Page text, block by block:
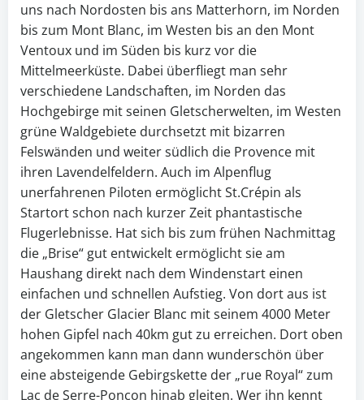
uns nach Nordosten bis ans Matterhorn, im Norden
bis zum Mont Blanc, im Westen bis an den Mont
Ventoux und im Süden bis kurz vor die
Mittelmeerküste. Dabei überfliegt man sehr
verschiedene Landschaften, im Norden das
Hochgebirge mit seinen Gletscherwelten, im Westen
grüne Waldgebiete durchsetzt mit bizarren
Felswänden und weiter südlich die Provence mit
ihren Lavendelfeldern. Auch im Alpenflug
unerfahrenen Piloten ermöglicht St.Crépin als
Startort schon nach kurzer Zeit phantastische
Flugerlebnisse. Hat sich bis zum frühen Nachmittag
die „Brise“ gut entwickelt ermöglicht sie am
Haushang direkt nach dem Windenstart einen
einfachen und schnellen Aufstieg. Von dort aus ist
der Gletscher Glacier Blanc mit seinem 4000 Meter
hohen Gipfel nach 40km gut zu erreichen. Dort oben
angekommen kann man dann wunderschön über
eine absteigende Gebirgskette der „rue Royal“ zum
Lac de Serre-Poncon hinab gleiten. Wer ihn kennt